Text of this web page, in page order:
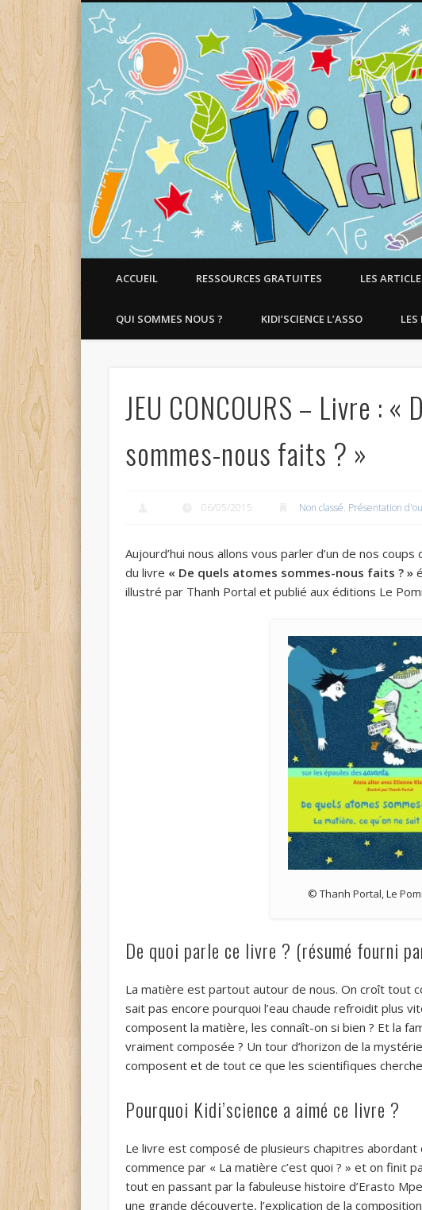
Faire aimer les Sciences aux Enfants !
ACCUEIL RESSOURCES GRATUITES LES
QUI SOMMES NOUS ? KIDI’SCIENCE L’ASSO LES
JEU CONCOURS – Livre : «
sommes-nous faits ? »
06/05/2015 Non classé, Présentation
Aujourd’hui nous allons vous parler d’un de nos
du livre « De quels atomes sommes-nous faits ? »
illustré par Thanh Portal et publié aux éditions Le
© Thanh Portal, Le
De quoi parle ce livre ? (résumé fourni
La matière est partout autour de nous. On croît tout
sait pas encore pourquoi l’eau chaude refroidit plus
composent la matière, les connaît-on si bien ? Et la
vraiment composée ? Un tour d’horizon de la
composent et de tout ce que les scientifiques
Pourquoi Kidi’science a aimé ce livre ?
Le livre est composé de plusieurs chapitres
commence par « La matière c’est quoi ? » et on finit
tout en passant par la fabuleuse histoire d’Erasto
une grande découverte, l’explication de la